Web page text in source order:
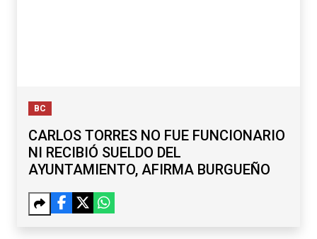
BC
CARLOS TORRES NO FUE FUNCIONARIO
NI RECIBIÓ SUELDO DEL
AYUNTAMIENTO, AFIRMA BURGUEÑO